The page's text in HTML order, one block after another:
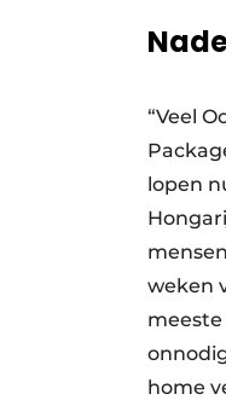
“Veel
lopen
weken
home